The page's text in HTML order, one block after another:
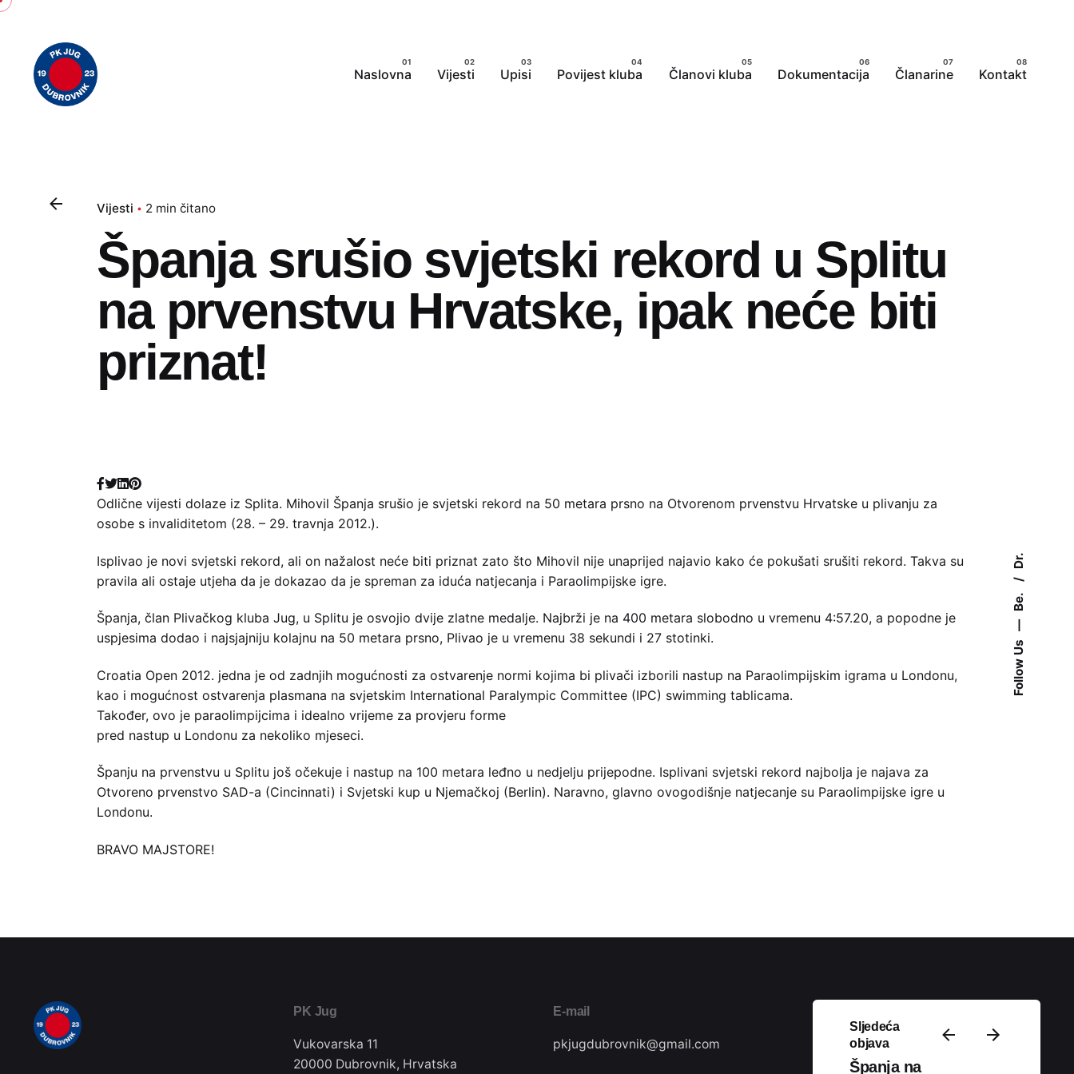
Follow Us
Be.
Dr.
Skip
content
Naslovna
Vijesti Upisi Povijest kluba Članovi kluba Dokumentacija Članarine Kontakt
Vijesti 2 min čitano
Španja srušio svjetski rekord u Splitu
na prvenstvu Hrvatske, ipak neće biti
priznat!
Odlične vijesti dolaze iz Splita. Mihovil Španja srušio je svjetski rekord na 50 metara prsno na Otvorenom prvenstvu Hrvatske u plivanju za
osobe s invaliditetom (28. – 29. travnja 2012.).
Isplivao je novi svjetski rekord, ali on nažalost neće biti priznat zato što Mihovil nije unaprijed najavio kako će pokušati srušiti rekord. Takva su
pravila ali ostaje utjeha da je dokazao da je spreman za iduća natjecanja i Paraolimpijske igre.
Španja, član Plivačkog kluba Jug, u Splitu je osvojio dvije zlatne medalje. Najbrži je na 400 metara slobodno u vremenu 4:57.20, a popodne je
uspjesima dodao i najsjajniju kolajnu na 50 metara prsno, Plivao je u vremenu 38 sekundi i 27 stotinki.
Croatia Open 2012. jedna je od zadnjih mogućnosti za ostvarenje normi kojima bi plivači izborili nastup na Paraolimpijskim igrama u Londonu,
kao i mogućnost ostvarenja plasmana na svjetskim International Paralympic Committee (IPC) swimming tablicama.
Također, ovo je paraolimpijcima i idealno vrijeme za provjeru forme
pred nastup u Londonu za nekoliko mjeseci.
Španju na prvenstvu u Splitu još očekuje i nastup na 100 metara leđno u nedjelju prijepodne. Isplivani svjetski rekord najbolja je najava za
Otvoreno prvenstvo SAD-a (Cincinnati) i Svjetski kup u Njemačkoj (Berlin). Naravno, glavno ovogodišnje natjecanje su Paraolimpijske igre u
Londonu.
BRAVO MAJSTORE!
Sljedeća
objava
Španja na
PK Jug
Vukovarska 11
20000 Dubrovnik, Hrvatska
E-mail
pkjugdubrovnik@gmail.com